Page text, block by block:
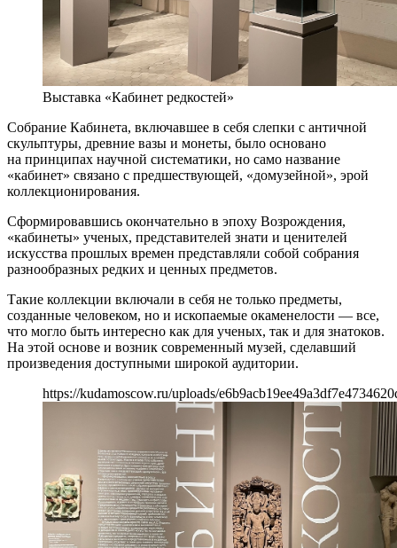
Выставка «Кабинет редкостей»
Собрание Кабинета, включавшее в себя слепки с античной
скульптуры, древние вазы и монеты, было основано
на принципах научной систематики, но само название
«кабинет» связано с предшествующей, «домузейной», эрой
коллекционирования.
Сформировавшись окончательно в эпоху Возрождения,
«кабинеты» ученых, представителей знати и ценителей
искусства прошлых времен представляли собой собрания
разнообразных редких и ценных предметов.
Такие коллекции включали в себя не только предметы,
созданные человеком, но и ископаемые окаменелости — все,
что могло быть интересно как для ученых, так и для знатоков.
На этой основе и возник современный музей, сделавший
произведения доступными широкой аудитории.
https://kudamoscow.ru/uploads/